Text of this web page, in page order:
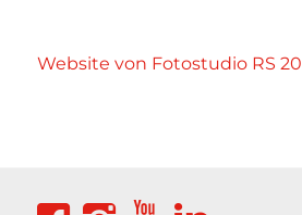
Website von Fotostudio RS 20